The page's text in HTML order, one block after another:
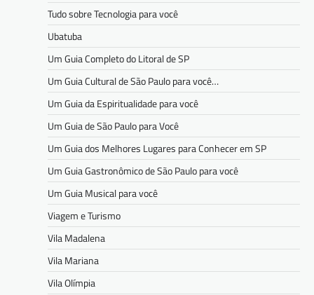
Tudo sobre Tecnologia para você
Ubatuba
Um Guia Completo do Litoral de SP
Um Guia Cultural de São Paulo para você…
Um Guia da Espiritualidade para você
Um Guia de São Paulo para Você
Um Guia dos Melhores Lugares para Conhecer em SP
Um Guia Gastronômico de São Paulo para você
Um Guia Musical para você
Viagem e Turismo
Vila Madalena
Vila Mariana
Vila Olímpia